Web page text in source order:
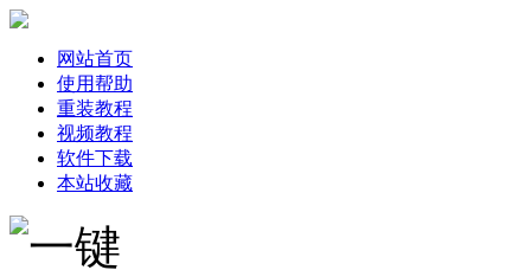
网站首页
使用帮助
重装教程
视频教程
软件下载
本站收藏